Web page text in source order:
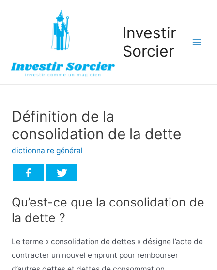
Investir
Sorcier
Définition de la
consolidation de la dette
dictionnaire général
Qu’est-ce que la consolidation de
la dette ?
Le terme « consolidation de dettes » désigne l’acte de
contracter un nouvel emprunt pour rembourser